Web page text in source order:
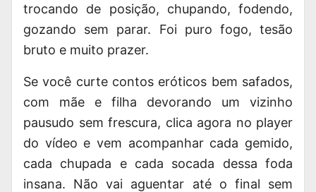
trocando de posição, chupando, fodendo,
gozando sem parar. Foi puro fogo, tesão
bruto e muito prazer.
Se você curte contos eróticos bem safados,
com mãe e filha devorando um vizinho
pausudo sem frescura, clica agora no player
do vídeo e vem acompanhar cada gemido,
cada chupada e cada socada dessa foda
insana. Não vai aguentar até o final sem